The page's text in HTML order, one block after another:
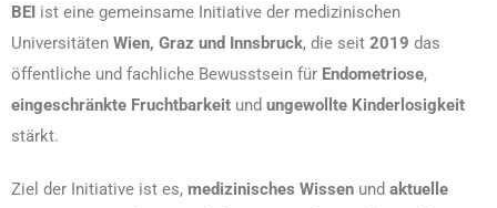
BEI ist eine gemeinsame Initiative der medizinischen
Universitäten Wien, Graz und Innsbruck, die seit 2019 das
öffentliche und fachliche Bewusstsein für Endometriose,
eingeschränkte Fruchtbarkeit und ungewollte Kinderlosigkeit
stärkt.
Ziel der Initiative ist es, medizinisches Wissen und aktuelle